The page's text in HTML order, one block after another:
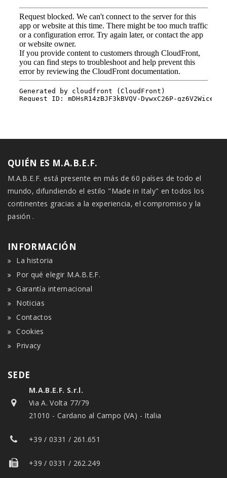
QUIÉN ES M.A.B.E.F.
M.A.B.E.F. está presente en más de 60 países de todo el
mundo, difundiendo el estilo "Made in Italy" en todos los
continentes gracias a la experiencia, el compromiso y la
pasión .
INFORMACIÓN
La historia
Por qué elegir M.A.B.E.F.
Garantía internacional
Noticias
Contactos
Cookies
Privacy
SEDE
M.A.B.E.F. S.r.l.
Via A. Volta 77/79
21010 - Cardano al Campo (VA) - Italia
+39 / 0331 / 261.651
+39 / 0331 / 262.249